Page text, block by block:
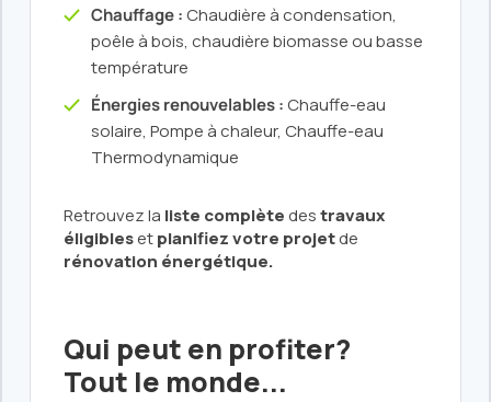
Chauffage :Chaudière à condensation,
poêle à bois, chaudière biomasse ou basse
température
Énergies renouvelables :Chauffe-eau
solaire, Pompe à chaleur, Chauffe-eau
Thermodynamique
Retrouvez la liste complète destravaux
éligiblesetplanifiez votre projetde
rénovation énergétique.
Qui peut en profiter?
Tout le monde...